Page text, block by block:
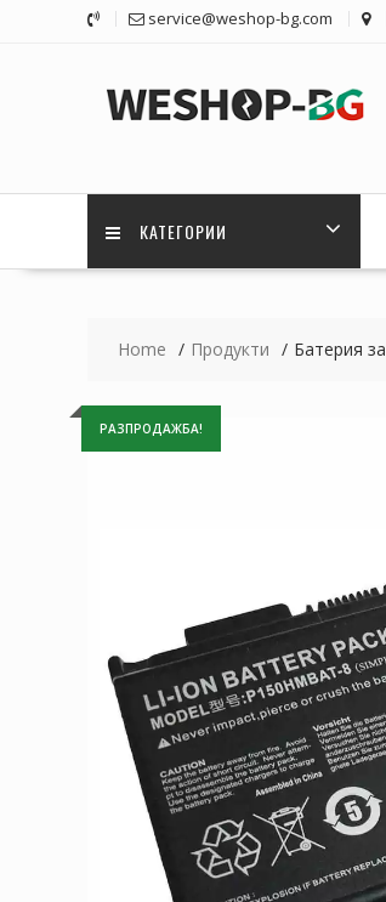
service@weshop-bg.com
КАТЕГОРИИ
Home Продукти Батерия
РАЗПРОДАЖБА!